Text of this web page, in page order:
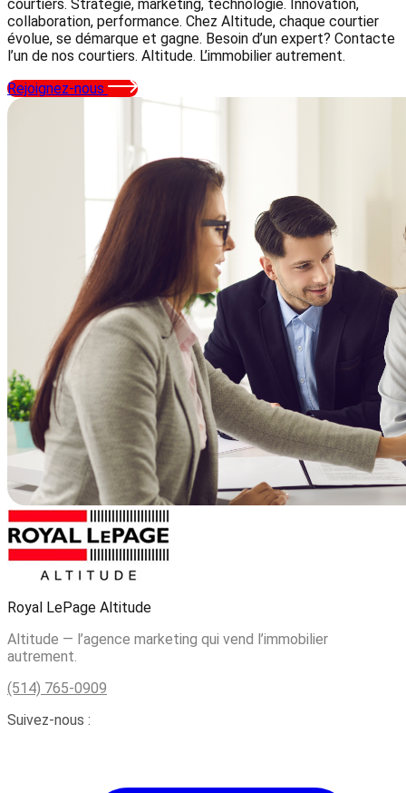
courtiers. Stratégie, marketing, technologie. Innovation,
collaboration, performance. Chez Altitude, chaque courtier
évolue, se démarque et gagne. Besoin d’un expert? Contacte
l’un de nos courtiers. Altitude. L’immobilier autrement.
Rejoignez-nous
Royal LePage Altitude
Altitude — l’agence marketing qui vend l’immobilier
autrement.
(514) 765-0909
Suivez-nous :